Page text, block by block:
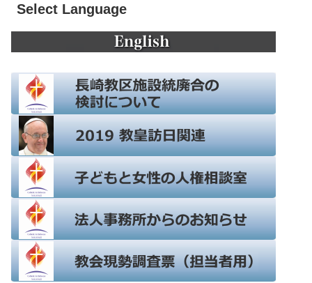
Select Language